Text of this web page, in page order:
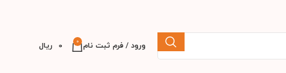
ورود / فرم ثبت نام 0
0 ریال